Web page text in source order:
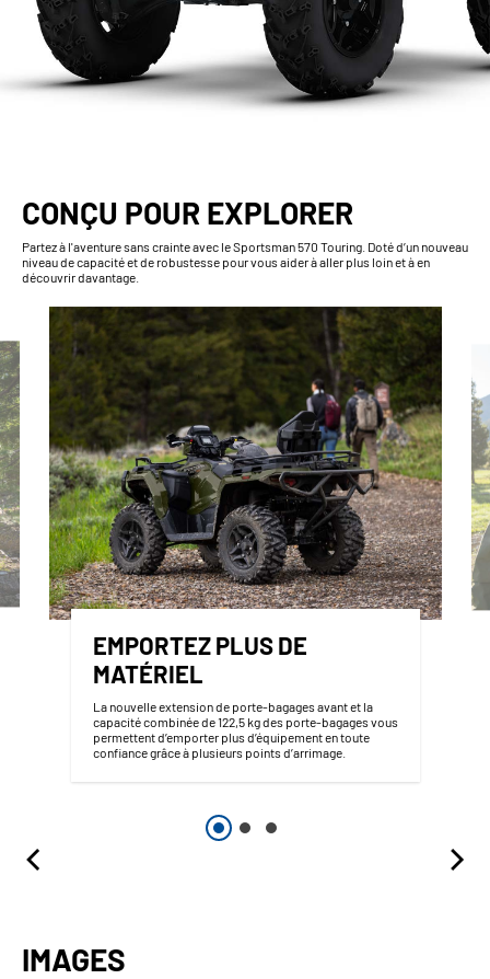
CONÇU POUR EXPLORER
Partez à l'aventure sans crainte avec le Sportsman 570 Touring. Doté d’un nouveau
niveau de capacité et de robustesse pour vous aider à aller plus loin et à en
découvrir davantage.
EMPORTEZ PLUS DE
MATÉRIEL
La nouvelle extension de porte-bagages avant et la
capacité combinée de 122,5 kg des porte-bagages vous
permettent d’emporter plus d’équipement en toute
confiance grâce à plusieurs points d’arrimage.
IMAGES